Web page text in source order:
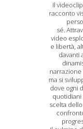
Il
racconto
sé.
video
e libertà,
davanti
narrazione
ma si
dove ogni
quotidiani
scelta